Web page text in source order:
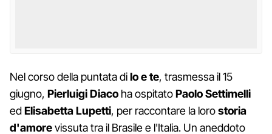
Nel corso della puntata diIo e te, trasmessa il 15
giugno, Pierluigi Diaco ha ospitatoPaolo Settimelli
edElisabetta Lupetti, per raccontare la lorostoria
d'amorevissuta tra il Brasile e l'Italia. Un aneddoto